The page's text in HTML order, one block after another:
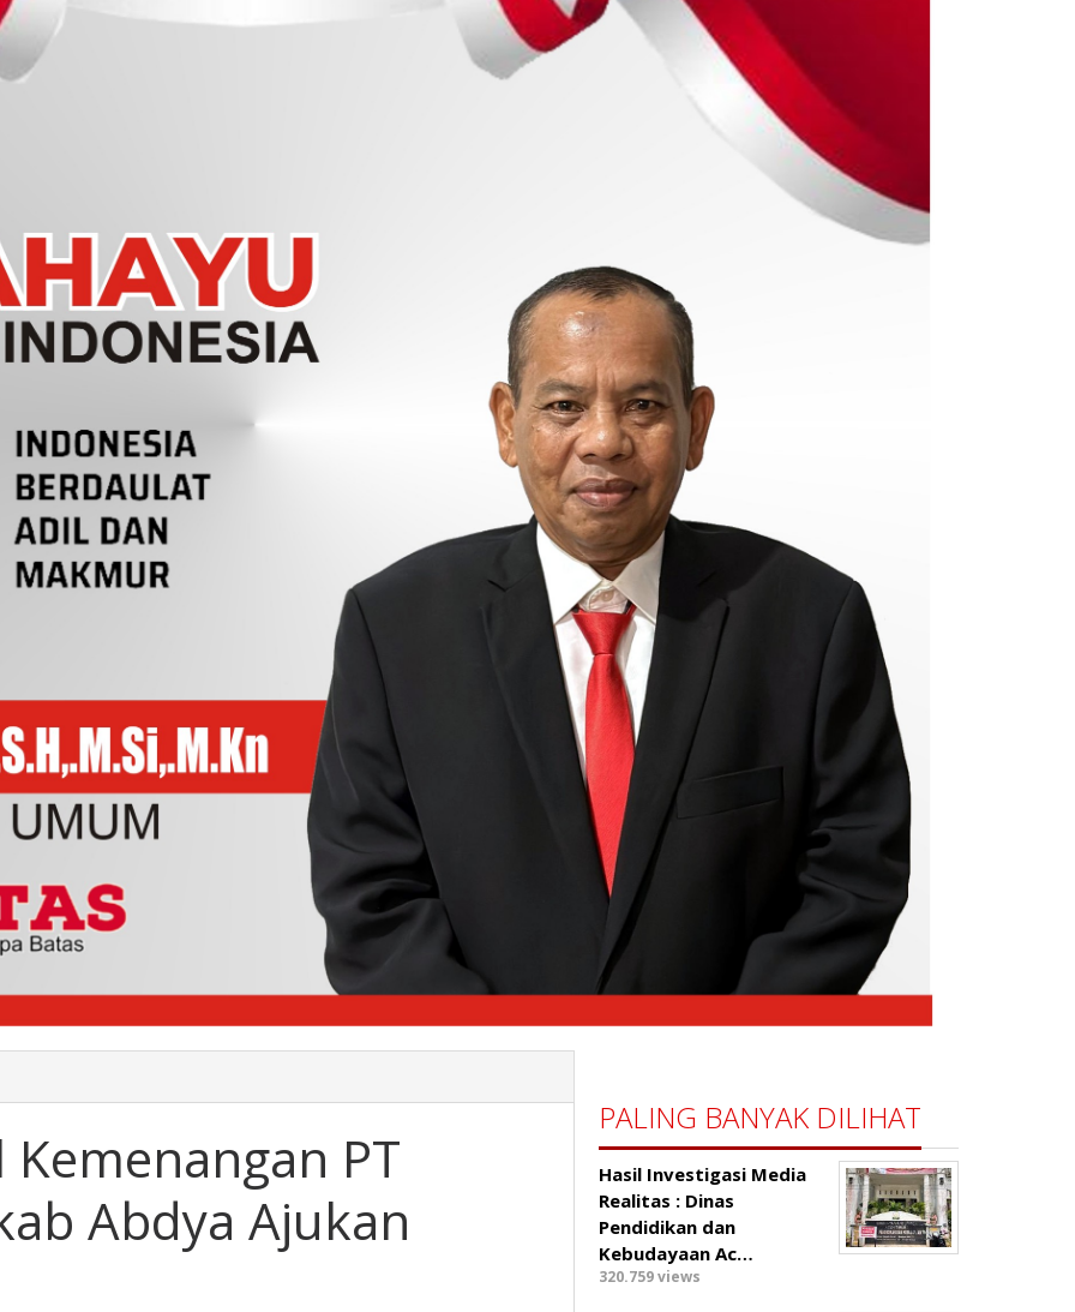
Kemenangan PT
Abdya Ajukan
PALING BANYAK DILIHAT
Hasil Investigasi Media
Realitas : ‎Dinas
Pendidikan dan
Kebudayaan Ac…
320.759 views